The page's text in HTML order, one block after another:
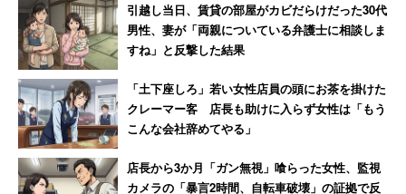
引越し当日、賃貸の部屋がカビだらけだった30代
男性、妻が「両親についている弁護士に相談しま
すね」と反撃した結果
「土下座しろ」若い女性店員の頭にお茶を掛けた
クレーマー客 店長も助けに入らず女性は「もう
こんな会社辞めてやる」
店長から3か月「ガン無視」喰らった女性、監視
カメラの「暴言2時間、自転車破壊」の証拠で反